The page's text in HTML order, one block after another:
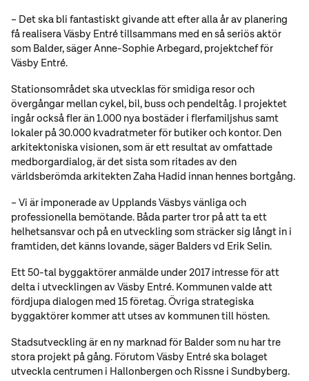
– Det ska bli fantastiskt givande att efter alla år av planering
få realisera Väsby Entré tillsammans med en så seriös aktör
som Balder, säger Anne-Sophie Arbegard, projektchef för
Väsby Entré.
Stationsområdet ska utvecklas för smidiga resor och
övergångar mellan cykel, bil, buss och pendeltåg. I projektet
ingår också fler än 1.000 nya bostäder i flerfamiljshus samt
lokaler på 30.000 kvadratmeter för butiker och kontor. Den
arkitektoniska visionen, som är ett resultat av omfattade
medborgardialog, är det sista som ritades av den
världsberömda arkitekten Zaha Hadid innan hennes bortgång.
– Vi är imponerade av Upplands Väsbys vänliga och
professionella bemötande. Båda parter tror på att ta ett
helhetsansvar och på en utveckling som sträcker sig långt in i
framtiden, det känns lovande, säger Balders vd Erik Selin.
Ett 50-tal byggaktörer anmälde under 2017 intresse för att
delta i utvecklingen av Väsby Entré. Kommunen valde att
fördjupa dialogen med 15 företag. Övriga strategiska
byggaktörer kommer att utses av kommunen till hösten.
Stadsutveckling är en ny marknad för Balder som nu har tre
stora projekt på gång. Förutom Väsby Entré ska bolaget
utveckla centrumen i Hallonbergen och Rissne i Sundbyberg.